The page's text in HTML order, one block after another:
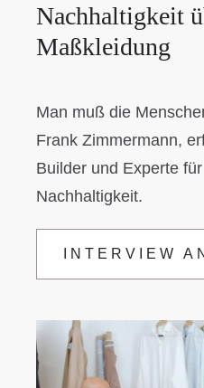
Nachhaltigkeit
Maßkleidung
Man muß die
Frank Zimmermann,
Builder und Experte
Nachhaltigkeit.
INTERVIEW